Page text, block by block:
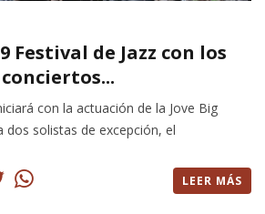
Festival de Jazz con los
con la actuación de la Jove Big
dos solistas de excepción, el
LEER MÁS